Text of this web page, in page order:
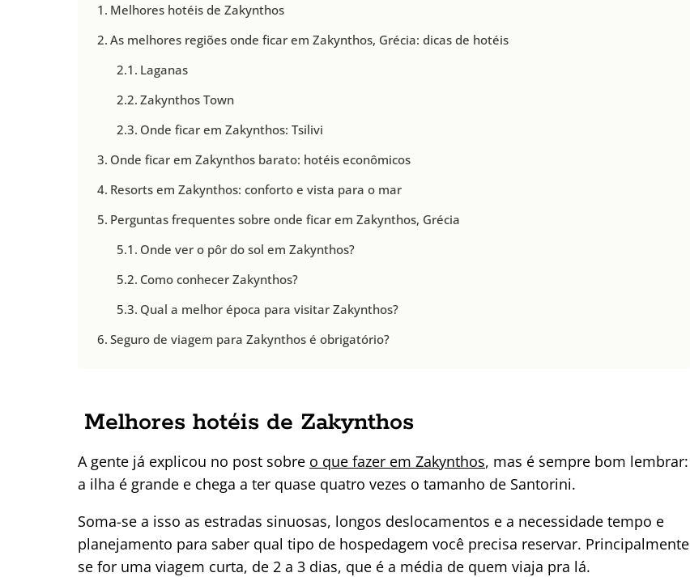
Melhores hotéis de Zakynthos
As melhores regiões onde ficar em Zakynthos, Grécia: dicas de hotéis
Laganas
Zakynthos Town
Onde ficar em Zakynthos: Tsilivi
Onde ficar em Zakynthos barato: hotéis econômicos
Resorts em Zakynthos: conforto e vista para o mar
Perguntas frequentes sobre onde ficar em Zakynthos, Grécia
Onde ver o pôr do sol em Zakynthos?
Como conhecer Zakynthos?
Qual a melhor época para visitar Zakynthos?
Seguro de viagem para Zakynthos é obrigatório?
Melhores hotéis de Zakynthos
A gente já explicou no post sobre o que fazer em Zakynthos, mas é sempre bom lembrar:
a ilha é grande e chega a ter quase quatro vezes o tamanho de Santorini.
Soma-se a isso as estradas sinuosas, longos deslocamentos e a necessidade tempo e
planejamento para saber qual tipo de hospedagem você precisa reservar. Principalmente
se for uma viagem curta, de 2 a 3 dias, que é a média de quem viaja pra lá.